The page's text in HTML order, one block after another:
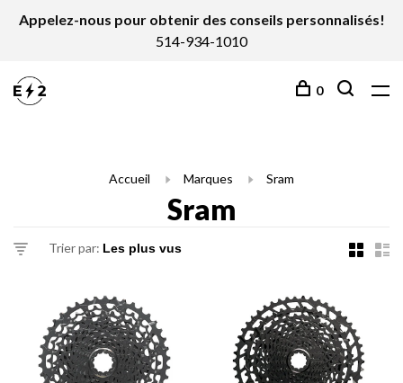
Appelez-nous pour obtenir des conseils personnalisés!
514-934-1010
0
Accueil Marques Sram
Sram
Trier par: